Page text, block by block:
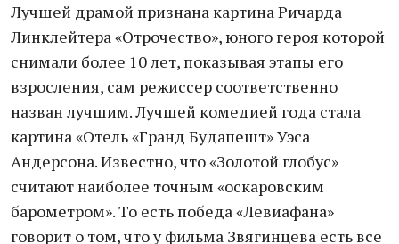
Лучшей драмой признана картина Ричарда
Линклейтера «Отрочество», юного героя которой
снимали более 10 лет, показывая этапы его
взросления, сам режиссер соответственно
назван лучшим. Лучшей комедией года стала
картина «Отель «Гранд Будапешт» Уэса
Андерсона. Известно, что «Золотой глобус»
считают наиболее точным «оскаровским
барометром». То есть победа «Левиафана»
говорит о том, что у фильма Звягинцева есть все